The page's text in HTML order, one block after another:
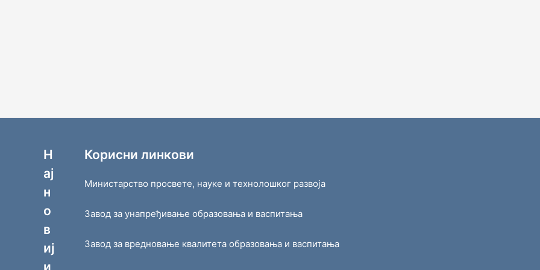
Н
ај
н
о
в
иј
и
Корисни линкови
Министарство просвете, науке и технолошког развоја
Завод за унапређивање образовања и васпитања
Завод за вредновање квалитета образовања и васпитања